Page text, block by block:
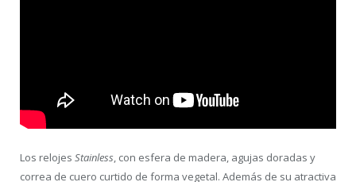
Los relojes Stainless, con esfera de madera, agujas doradas y
correa de cuero curtido de forma vegetal. Además de su atractiva